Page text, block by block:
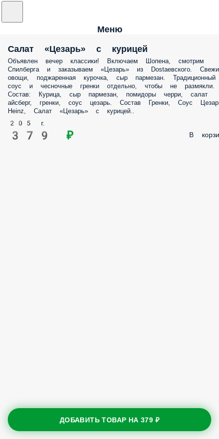
Меню
Салат «Цезарь» с курицей
Объявлен вечер классики! Включаем Шопена, смотрим
Спилберга и заказываем «Цезарь» из Dostaевского.
овощи, поджаренная курочка, сыр пармезан. Традиционный
соус и чесночные гренки отдельно, чтобы не размякли.
Состав: Курица, сыр пармезан, помидоры черри, салат
айсберг, гренки, соус цезарь. Состав Гренки, Соус
Heinz, Салат «Цезарь» с курицей..
205 г.
379 ₽ В
ДОБАВИТЬ ТОВАР НА379 ₽